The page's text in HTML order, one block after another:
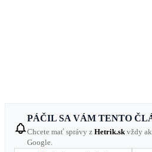
PÁČIL SA VÁM TENTO
Chcete mať správy z Hetrik.sk vždy
Google.